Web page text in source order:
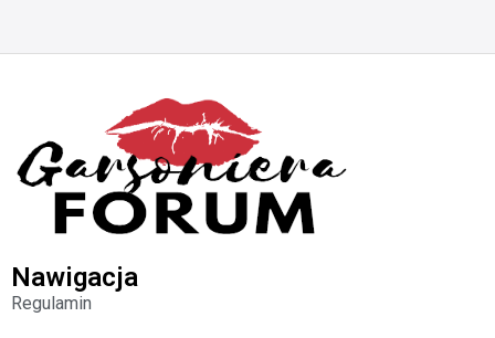
Nawigacja
Regulamin